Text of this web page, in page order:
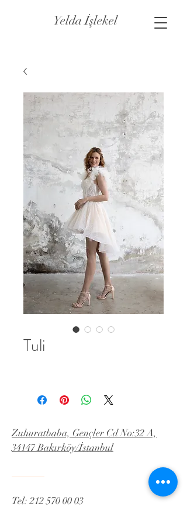
Yelda İşlekel
Tuli
Zuhuratbaba, Gençler Cd No:32 A,
34147 Bakırköy/İstanbul
Tel:212 570 00 03